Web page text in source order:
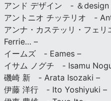
アンド デザイン - ＆design
アントニオ チッテリオ -
アンナ・カステッリ・フェ
Ferrie… –
イームズ - Eames –
イサム ノグチ - Isamu
磯崎 新 - Arata Isozaki –
伊藤 洋行 - Ito Yoshiyuki –